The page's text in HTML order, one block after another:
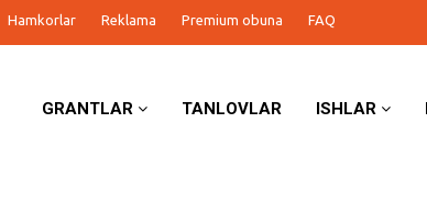
Hamkorlar Reklama Premium obuna FAQ
GRANTLAR TANLOVLAR ISHLAR